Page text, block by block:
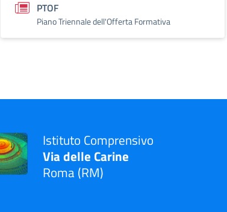
PTOF
Piano Triennale dell'Offerta Formativa
Istituto Comprensivo
Via delle Carine
Roma (RM)